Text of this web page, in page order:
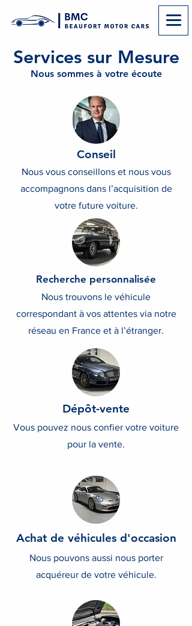
Services sur Mesure
Nous sommes à votre écoute
Conseil
Nous vous conseillons et nous vous
accompagnons dans l’acquisition de
votre future voiture.
Recherche personnalisée
Nous trouvons le véhicule
correspondant à vos attentes via notre
réseau en France et à l’étranger.
Dépôt-vente
Vous pouvez nous confier votre voiture
pour la vente.
Achat de véhicules d'occasion
Nous pouvons aussi nous porter
acquéreur de votre véhicule.